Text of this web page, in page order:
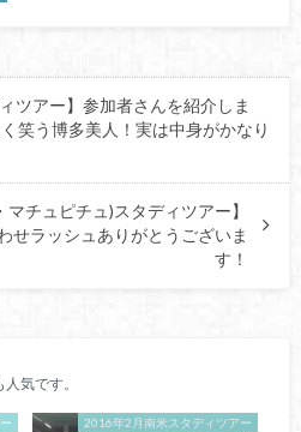
ツアー】参加者さんを紹介しま
笑う博多美人！実は中身がかなり
マチュピチュ)スタディツアー】
せラッシュありがとうございま
す！
気です。
2016年2月南米スタディツアー